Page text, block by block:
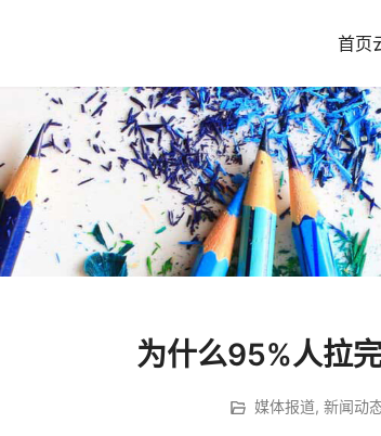
首页
为什么95%人拉
媒体报道, 新闻动